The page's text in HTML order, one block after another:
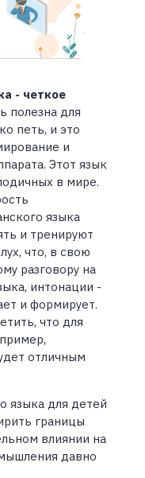
- четкое
полезна для
петь, и это
и
Этот язык
в мире.
языка
и тренируют
что, в свою
разговору на
интонации -
и формирует.
что для
отличным
языка для детей
границы
влиянии на
давно